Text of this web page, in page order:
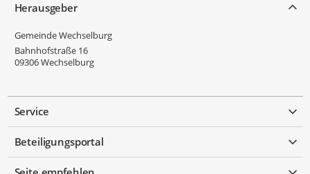
Herausgeber
Gemeinde Wechselburg
Bahnhofstraße 16
09306Wechselburg
Service
Beteiligungsportal